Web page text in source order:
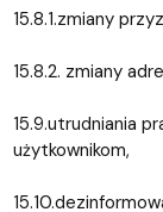
15.8.1.zmiany
15.8.2. zmiany
15.9.utrudniania
użytkownikom,